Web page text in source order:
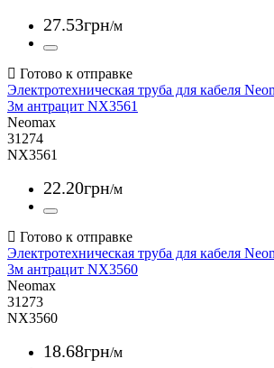
27.53грн/м
Электротехническая труба для кабеля
3м антрацит NX3561
Neomax
31274
NX3561
22.20грн/м
Электротехническая труба для кабеля
3м антрацит NX3560
Neomax
31273
NX3560
18.68грн/м